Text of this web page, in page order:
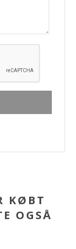
KØBT
OGSÅ